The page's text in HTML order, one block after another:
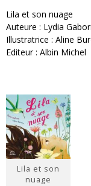
Lila et son nuage
Auteure : Lydia
Illustratrice : Aline
Editeur : Albin Michel
Lila et son
nuage